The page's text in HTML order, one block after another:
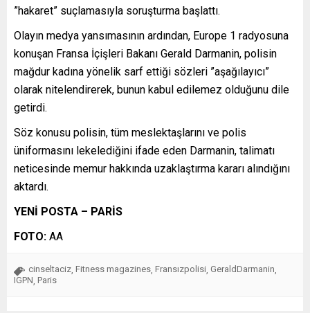
”hakaret” suçlamasıyla soruşturma başlattı.
Olayın medya yansımasının ardından, Europe 1 radyosuna
konuşan Fransa İçişleri Bakanı Gerald Darmanin, polisin
mağdur kadına yönelik sarf ettiği sözleri ”aşağılayıcı”
olarak nitelendirerek, bunun kabul edilemez olduğunu dile
getirdi.
Söz konusu polisin, tüm meslektaşlarını ve polis
üniformasını lekelediğini ifade eden Darmanin, talimatı
neticesinde memur hakkında uzaklaştırma kararı alındığını
aktardı.
YENİ POSTA – PARİS
FOTO: AA
cinseltaciz Fitness magazines Fransızpolisi GeraldDarmanin
IGPN Paris